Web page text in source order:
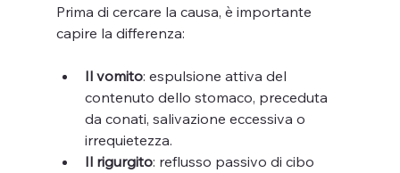
Prima di cercare la causa, è importante
capire la differenza:
Il vomito: espulsione attiva del
contenuto dello stomaco, preceduta
da conati, salivazione eccessiva o
irrequietezza.
Il rigurgito: reflusso passivo di cibo